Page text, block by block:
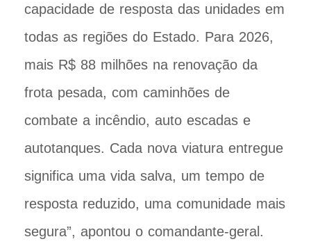
capacidade de resposta das unidades em
todas as regiões do Estado. Para 2026,
mais R$ 88 milhões na renovação da
frota pesada, com caminhões de
combate a incêndio, auto escadas e
autotanques. Cada nova viatura entregue
significa uma vida salva, um tempo de
resposta reduzido, uma comunidade mais
segura”, apontou o comandante-geral.